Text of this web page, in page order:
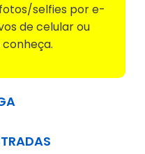
selfies por e-
de celular ou